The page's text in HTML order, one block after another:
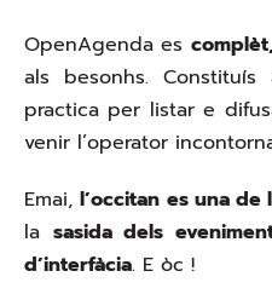
OpenAgenda es
als besonhs. Constituís
practica per listar e
venir l’operator
Emai,l’occitan es una
la sasida dels
d’interfàcia. E òc !